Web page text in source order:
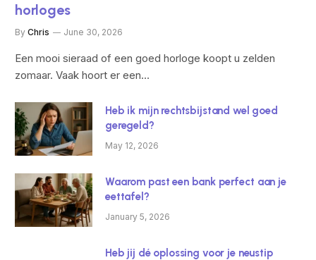
horloges
By Chris June 30, 2026
Een mooi sieraad of een goed horloge koopt u zelden
zomaar. Vaak hoort er een…
Heb ik mijn rechtsbijstand wel goed
geregeld?
May 12, 2026
Waarom past een bank perfect aan je
eettafel?
January 5, 2026
Heb jij dé oplossing voor je neustip